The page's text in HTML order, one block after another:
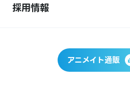
採用情報
アニメイト通販